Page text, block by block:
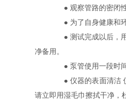
● 观察管路的密闭性
● 为了自身健康和环
● 测试完成以后，用
净备用。
● 泵管使用一段时间
● 仪器的表面清洁 仪
请立即用湿毛巾擦拭干净，